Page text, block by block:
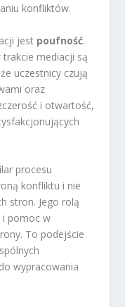
konfliktów.
jest poufność.
mediacji są
uczestnicy czują
oraz
i otwartość,
procesu
konfliktu i nie
stron. Jego rolą
i pomoc w
To podejście
wypracowania